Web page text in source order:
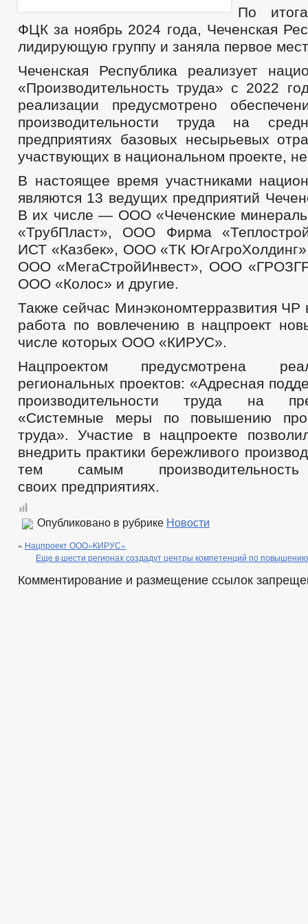
ФИНАНСОВО-ЭКОНОМИЧЕСКОЕ СОСТОЯНИЕ СУБЪЕКТОВ
СОВЕТ ПО ПРЕДПРИНИМАТЕЛЬСТВУ
ИНДИВИДУАЛЬНЫЕ
МУНИЦИПАЛЬНЫЙ КОНТРОЛЬ
МЕСТНЫЕ НАЛОГИ
НОМЕНКЛАТУРА ДЕЛ
СХОД ГРАЖДАН
КОМИССИИ
РАБОЧАЯ ГРУППА АНК
РАБОЧАЯ
РЕКОМЕНДАЦИИ
РАБОЧАЯ ГРУППА ПО ПРОФИЛАКТИКЕ ПРАВОНАРУШЕНИЙ
КОМИССИЯ ПО СПИСАНИЮ ЗАДОЛЖЕННОСТИ ПО ПЛАТЕЖАМ В
ОБЩЕСТВЕННЫЙ СОВЕТ ПО РАССМОТРЕНИЮ ВОПРОСОВ
ИНФОРМАЦИЯ О ЛИЦАХ, ПРОПАВШИХ БЕЗ ВЕСТИ
ЦЕЛЕВЫЕ ПРОГРАММЫ
ЗАКУПКА ТОВАРОВ, РАБОТ И УСЛУГ
ДЕПУТАТЫ
СТРУКТУРА, ПОЛНОМОЧИЯ,
ГРАФИК ПРИЕМА ГРАЖДАН
СВЕДЕНИЯ
СОЦИАЛЬНЫЙ ПРОЕКТ — МУНИЦИПАЛЬНЫЙ
ПРОТИВОДЕЙСТВИЕ КОРРУПЦИИ
НПА
АНТИКОРРУПЦИОННАЯ ЭКСПЕРТИЗА
ФОРМЫ ДОКУМЕНТОВ, СВЯЗАННЫХ
СВЕДЕНИЯ О ДОХОДАХ, РАСХОДАХ, ОБ ИМУЩЕСТВЕ И
КОМИССИЯ ПО СОБЛЮДЕНИЮ ТРЕБОВАНИЙ К СЛУЖЕБНОМУ
ОБРАТНАЯ СВЯЗЬ ДЛЯ СООБЩЕНИЙ О ФАКТАХ КОРРУПЦИИ
ПРАВОВЫЕ АКТЫ
УСТАВ ПЕРЕЧНИ ПОРУЧЕНИЙ
2021
2020
2019
ПРОЕКТЫ РЕШЕНИЙ О
ПРОЕКТЫ АДМИНИСТРАТИВНЫХ РЕГЛАМЕНТОВ
_
РЕЗУЛЬТАТЫ ПУБЛИЧНЫХ СЛУШАНИЙ
ПЕРЕЧЕНЬ НПА,
АДМИНИСТРАТИВНЫЕ РЕГЛАМЕНТЫ
ПОСТАНОВЛЕНИЯ
ПРИКАЗЫ
ПРОТЕСТЫ РЕЕСТР НПА
ФЕДЕРАЛЬНЫЕ ЗАКОНЫ
БЮДЖЕТ
БЮДЖЕТ ПО ГОДАМ
ОТЧЕТ ОБ ИСПОЛНЕНИИ БЮДЖЕТА
МУНИЦИПАЛЬНЫЕ УСЛУГИ
СТАНДАРТЫ МУНИЦИПАЛЬНЫХ УСЛУГ
КОНТРОЛЮ
ПЕРЕЧЕНЬ НПА ПО ЗЕМЕЛЬНОМУ КОНТРОЛЮ
ПРИЕМ ГРАЖДАН
ОБРАЩЕНИЕ К ГЛАВЕ
ИНТЕРНЕТ
По
ФЦК за ноябрь 2024 года, Чеченская
лидирующую группу и заняла первое
Чеченская Республика реализует
«Производительность труда» с 2022
реализации предусмотрено
производительности труда на
предприятиях базовых несырьевых
участвующих в национальном проекте,
В настоящее время участниками
являются 13 ведущих предприятий
В их числе — ООО «Чеченские
«ТрубПласт», ООО Фирма
ИСТ «Казбек», ООО «ТК
ООО «МегаСтройИнвест», ООО
ООО «Колос» и другие.
Также сейчас Минэкономтерразвития ЧР
работа по вовлечению в нацпроект
числе которых ООО «КИРУС».
Нацпроектом предусмотрена
региональных проектов: «Адресная
производительности труда на
«Системные меры по повышению
труда». Участие в нацпроекте
внедрить практики бережливого
тем самым
своих предприятиях.
Опубликовано в рубрике Новости
« Нацпроект ООО«КИРУС»
Еще в шести регионах создадут центры компетенций по
Комментирование и размещение ссылок